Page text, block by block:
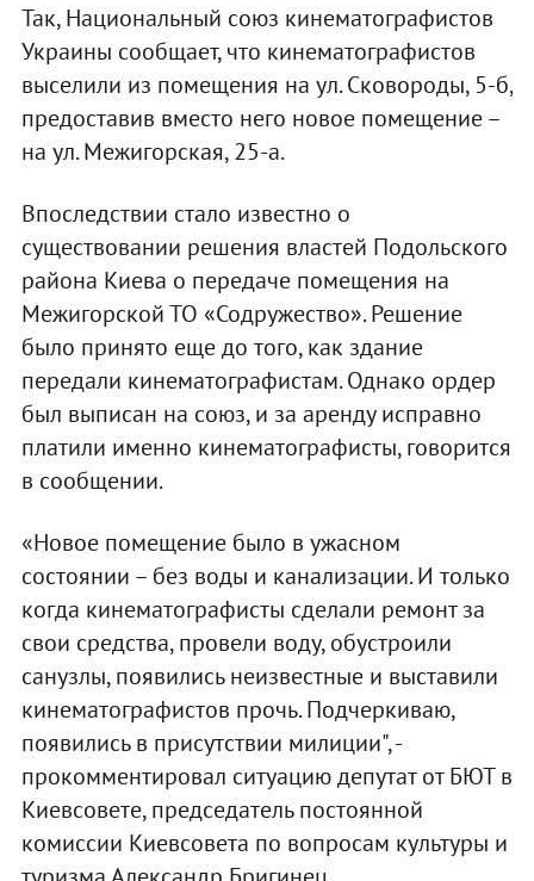
Так, Национальный союз кинематографистов
Украины сообщает, что кинематографистов
выселили из помещения на ул. Сковороды, 5-б,
предоставив вместо него новое помещение –
на ул. Межигорская, 25-а.
Впоследствии стало известно о
существовании решения властей Подольского
района Киева о передаче помещения на
Межигорской ТО «Содружество». Решение
было принято еще до того, как здание
передали кинематографистам. Однако ордер
был выписан на союз, и за аренду исправно
платили именно кинематографисты, говорится
в сообщении.
«Новое помещение было в ужасном
состоянии – без воды и канализации. И только
когда кинематографисты сделали ремонт за
свои средства, провели воду, обустроили
санузлы, появились неизвестные и выставили
кинематографистов прочь. Подчеркиваю,
появились в присутствии милиции", -
прокомментировал ситуацию депутат от БЮТ в
Киевсовете, председатель постоянной
комиссии Киевсовета по вопросам культуры и